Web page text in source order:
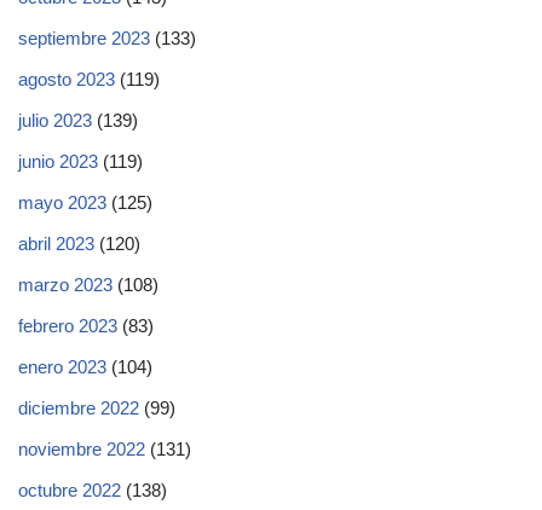
septiembre 2023 (133)
agosto 2023 (119)
julio 2023 (139)
junio 2023 (119)
mayo 2023 (125)
abril 2023 (120)
marzo 2023 (108)
febrero 2023 (83)
enero 2023 (104)
diciembre 2022 (99)
noviembre 2022 (131)
octubre 2022 (138)